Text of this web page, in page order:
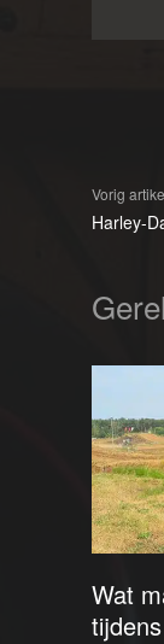
Vorig
Harley-
Wat